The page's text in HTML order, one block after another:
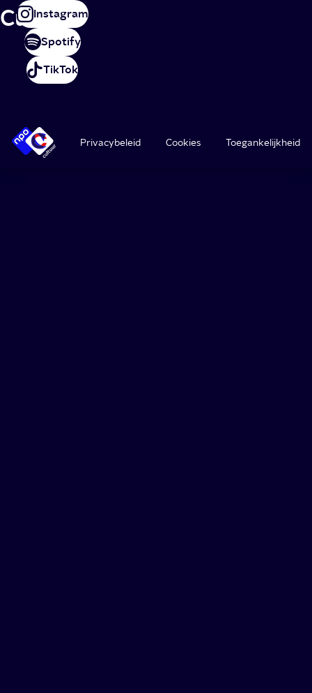
Cultuur
Instagram
Spotify
TikTok
Privacybeleid Cookies Toegankelijkheid